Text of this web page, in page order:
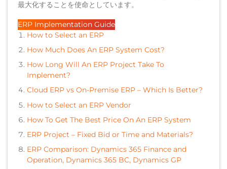
最大化することを使命としています。
ERP Implementation Guide
How to Select an ERP
How Much Does An ERP System Cost?
How Long Will An ERP Project Take To
Implement?
Cloud ERP vs On-Premise ERP – Which Is Better?
How to Select an ERP Vendor
How To Get The Best Price On An ERP System
ERP Project – Fixed Bid or Time and Materials?
ERP Comparison: Dynamics 365 Finance and
Operation, Dynamics 365 BC, Dynamics GP